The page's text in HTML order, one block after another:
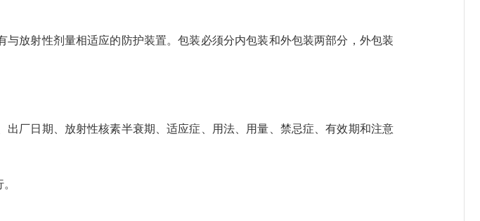
放射性剂量相适应的防护装置。包装必须分内包装和外包装两部分，外包装
厂日期、放射性核素半衰期、适应症、用法、用量、禁忌症、有效期和注意